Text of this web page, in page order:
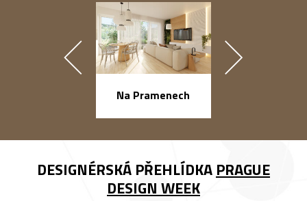
Na Pramenech
DESIGNÉRSKÁ PŘEHLÍDKA PRAGUE
DESIGN WEEK